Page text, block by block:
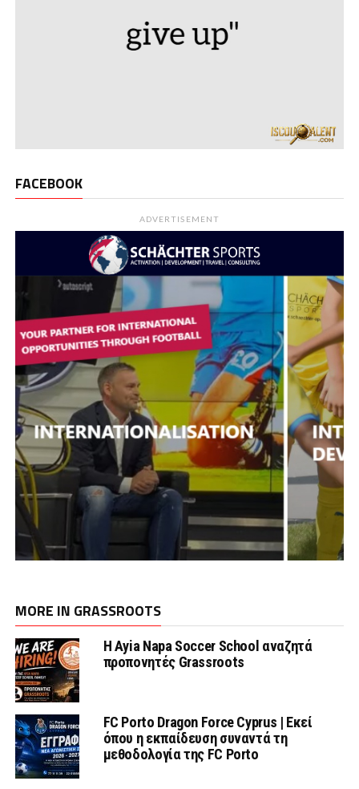
FACEBOOK
ADVERTISEMENT
MORE IN GRASSROOTS
Η Ayia Napa Soccer School αναζητά
προπονητές Grassroots
FC Porto Dragon Force Cyprus | Εκεί
όπου η εκπαίδευση συναντά τη
μεθοδολογία της FC Porto